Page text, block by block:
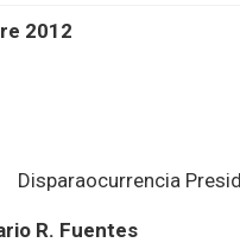
2012
Disparaocurrencia
R. Fuentes